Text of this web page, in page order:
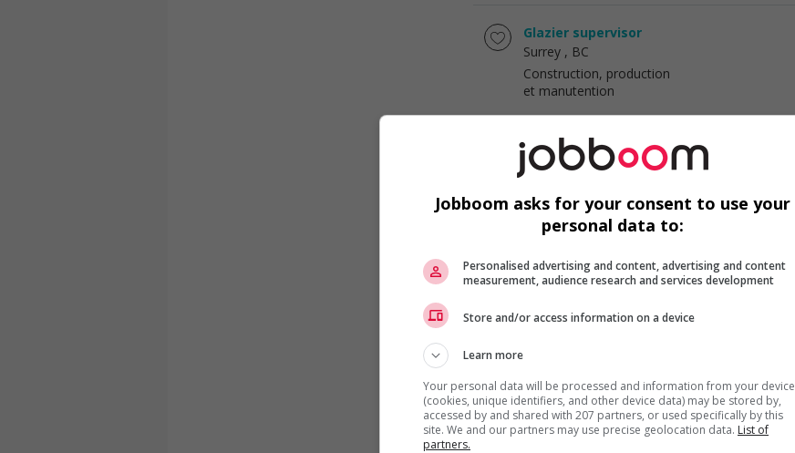
Glazier supervisor
Surrey , BC
Construction, production
et manutention
Lathers supervisor
Vancouver, BC
Construction, production
et manutention
Glazier supervisor
et manutention
Jobboom asks for your consent to use your
personal data to:
Personalised advertising and content, advertising and content
measurement, audience research and services development
Store and/or access information on a device
Learn more
Your personal data will be processed and information from your device
(cookies, unique identifiers, and other device data) may be stored by,
accessed by and shared with 207 partners, or used specifically by this
site. We and our partners may use precise geolocation data. List of
partners.